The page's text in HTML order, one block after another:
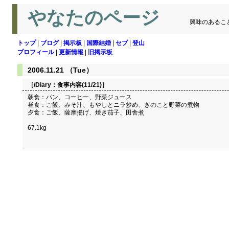
やなたのページ 興味のあるこ
トップ| ブログ| 掲示板 国際結婚 セブ| 登山
プロフィール| 更新情報 旧掲示板
2006.11.21 （Tue）
［/Diary： 食事内容(11/21)］
朝食：パン、コーヒー、野菜ジュース
昼食：ご飯、みそ汁、もやしとニラ炒め、きのこと野菜の煮物
夕食：ご飯、薩摩揚げ、焼き茄子、田舎煮
67.1kg